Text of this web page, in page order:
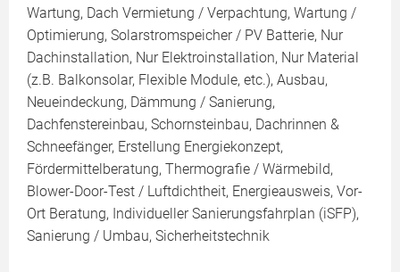
Wartung, Dach Vermietung / Verpachtung, Wartung /
Optimierung, Solarstromspeicher / PV Batterie, Nur
Dachinstallation, Nur Elektroinstallation, Nur Material
(z.B. Balkonsolar, Flexible Module, etc.), Ausbau,
Neueindeckung, Dämmung / Sanierung,
Dachfenstereinbau, Schornsteinbau, Dachrinnen &
Schneefänger, Erstellung Energiekonzept,
Fördermittelberatung, Thermografie / Wärmebild,
Blower-Door-Test / Luftdichtheit, Energieausweis, Vor-
Ort Beratung, Individueller Sanierungsfahrplan (iSFP),
Sanierung / Umbau, Sicherheitstechnik